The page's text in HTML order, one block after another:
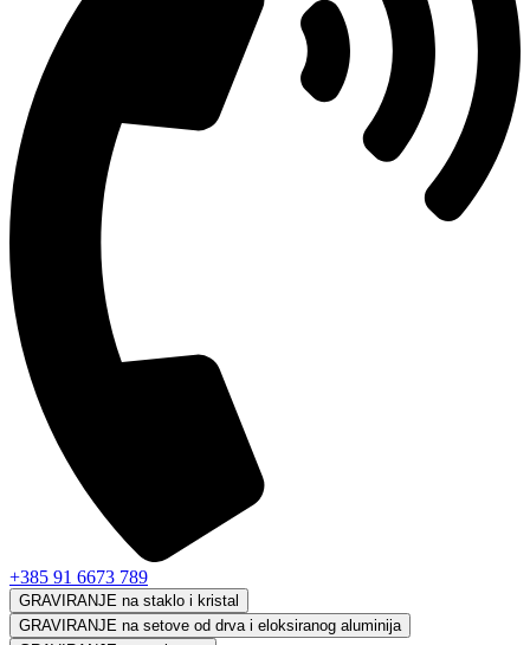
+385 91 6673 789
GRAVIRANJE na staklo i kristal
GRAVIRANJE na setove od drva i eloksiranog aluminija